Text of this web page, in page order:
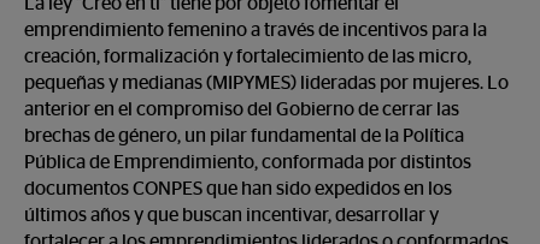
emprendimiento femenino a través de incentivos para la
creación, formalización y fortalecimiento de las micro,
pequeñas y medianas (MIPYMES) lideradas por mujeres. Lo
anterior en el compromiso del Gobierno de cerrar las
brechas de género, un pilar fundamental de la Política
Pública de Emprendimiento, conformada por distintos
documentos CONPES que han sido expedidos en los
últimos años y que buscan incentivar, desarrollar y